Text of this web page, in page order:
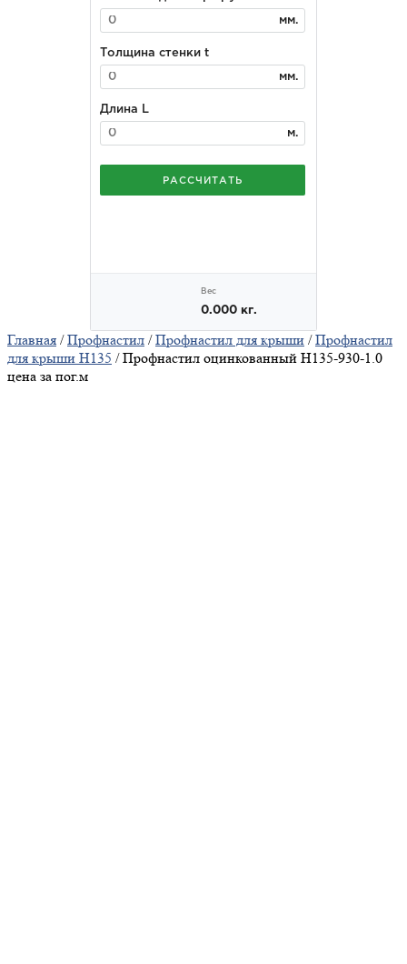
Главная /Профнастил /Профнастил для крыши /Профнастил
для крыши Н135 / Профнастил оцинкованный Н135-930-1.0
цена за пог.м